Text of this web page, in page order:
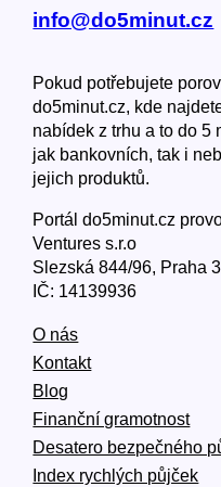
info@do5minut.cz
Pokud potřebujete
do5minut.cz, kde
nabídek z trhu a to do 5
jak bankovních, tak i
jejich produktů.
Portál do5minut.cz
Ventures s.r.o
Slezská 844/96, Praha
IČ: 14139936
O nás
Kontakt
Blog
Finanční gramotnost
Desatero bezpečného
Index rychlých půjček